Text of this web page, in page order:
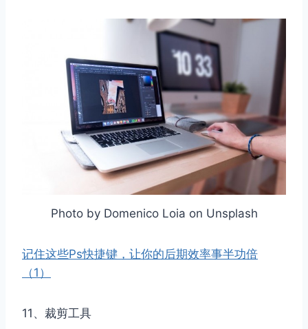
Photo by Domenico Loia on Unsplash
记住这些Ps快捷键，让你的后期效率事半功倍
（1）
11、裁剪工具